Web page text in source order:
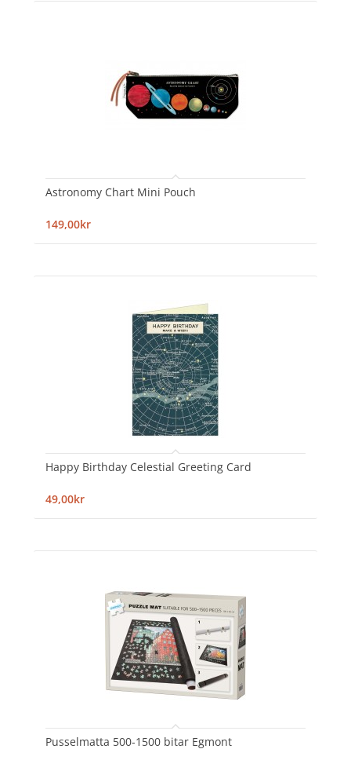
Astronomy Chart Mini Pouch
149,00kr
Happy Birthday Celestial Greeting Card
49,00kr
Pusselmatta 500-1500 bitar Egmont